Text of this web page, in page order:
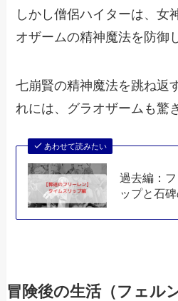
しかし僧侶ハイターは、女
オザームの精神魔法を防御
七崩賢の精神魔法を跳ね返
れには、グラオザームも驚
あわせて読みたい
過去編：
ップと石
冒険後の生活（フェル